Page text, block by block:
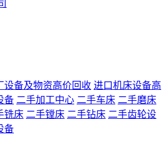
设备及物资高价回收 进口机床设备高
备 二手加工中心 二手车床 二手磨床
铣床 二手镗床 二手钻床 二手齿轮设
备